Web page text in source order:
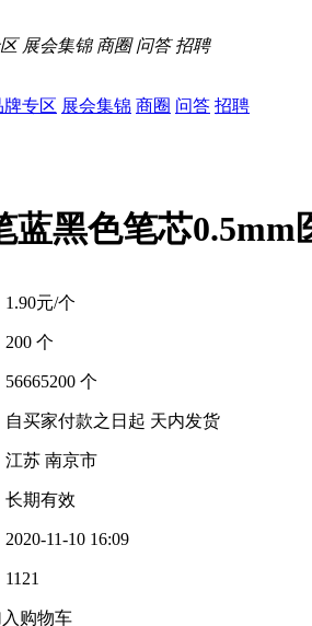
展会集锦 商圈 问答 招聘
牌专区 展会集锦 商圈 问答 招聘
黑色笔芯0.5mm
1.90元/个
200 个
56665200 个
自买家付款之日起 天内发货
江苏 南京市
长期有效
2020-11-10 16:09
1121